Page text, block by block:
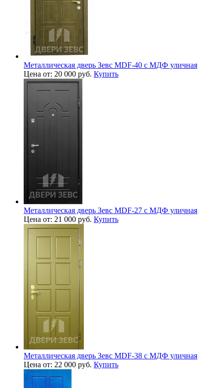
Металлическая дверь Зевс MDF-40 с МДФ уличная
Цена от: 20 000 руб. Купить
Металлическая дверь Зевс MDF-27 с МДФ уличная
Цена от: 21 000 руб. Купить
Металлическая дверь Зевс MDF-38 с МДФ уличная
Цена от: 22 000 руб. Купить